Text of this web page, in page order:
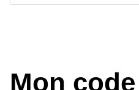
Mon